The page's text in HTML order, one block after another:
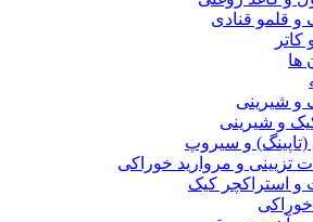
و قلمو قنادی
ها
و شیرینی
و شیرینی
و سیروپ
تزیینی و مروارید خوراکی
و استراکچر کیک